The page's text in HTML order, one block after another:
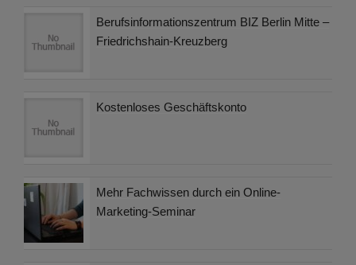
Berufsinformationszentrum BIZ Berlin Mitte –
Friedrichshain-Kreuzberg
Kostenloses Geschäftskonto
Mehr Fachwissen durch ein Online-
Marketing-Seminar